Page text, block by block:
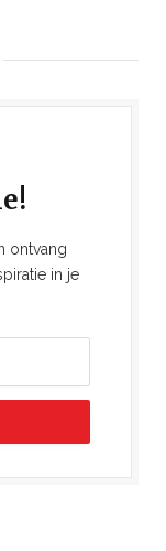
ontvang
in je